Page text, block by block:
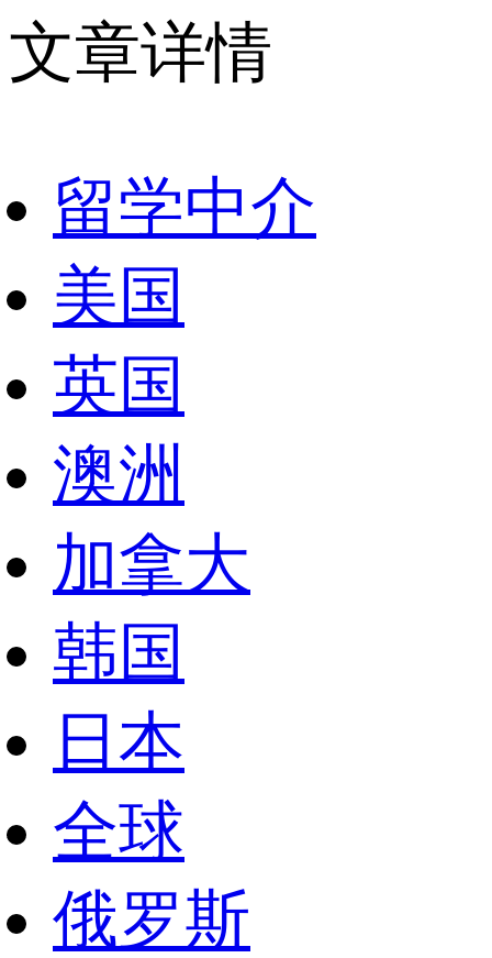
文章详情
留学中介
美国
英国
澳洲
加拿大
韩国
日本
全球
俄罗斯